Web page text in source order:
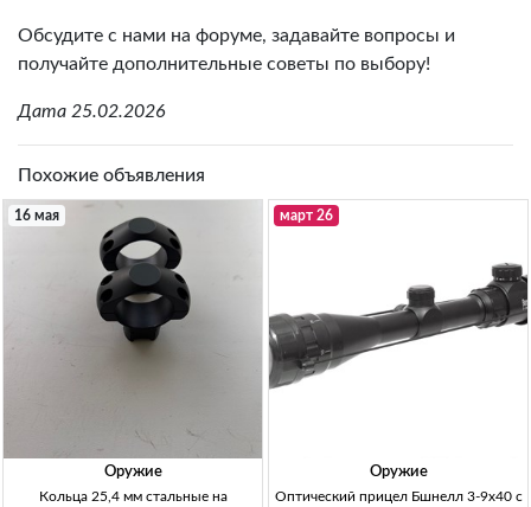
Обсудите с нами на форуме, задавайте вопросы и
получайте дополнительные советы по выбору!
Дата 25.02.2026
Похожие объявления
16 мая
Оружие
Кольца 25,4 мм стальные на
март 26
Оружие
Оптический прицел Бшнелл 3-9х40 с